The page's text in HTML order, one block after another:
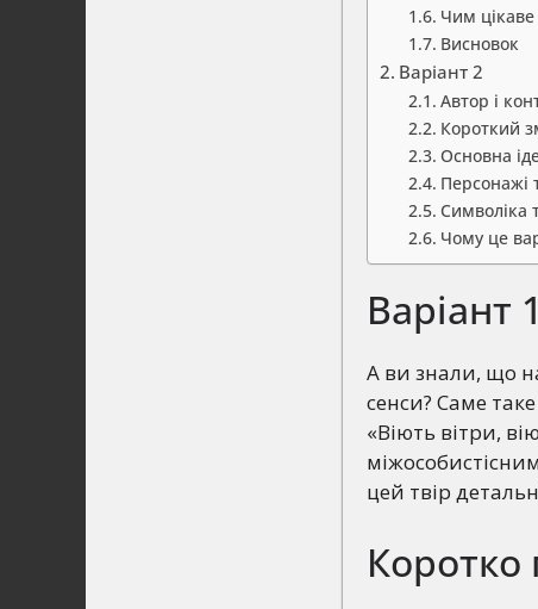
Чим цікаве
Висновок
Варіант 2
Автор і
Короткий
Основна
Персонажі
Символіка
Чому це
Варіант 1
А ви знали, що
сенси? Саме
«Віють вітри,
цей твір
Коротко